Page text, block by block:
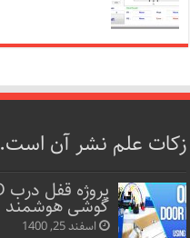
زکات علم نشر آن است.
گوشی هوشمند
اسفند 25, 1400